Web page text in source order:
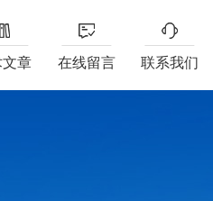
文章 在线留言 联系我们